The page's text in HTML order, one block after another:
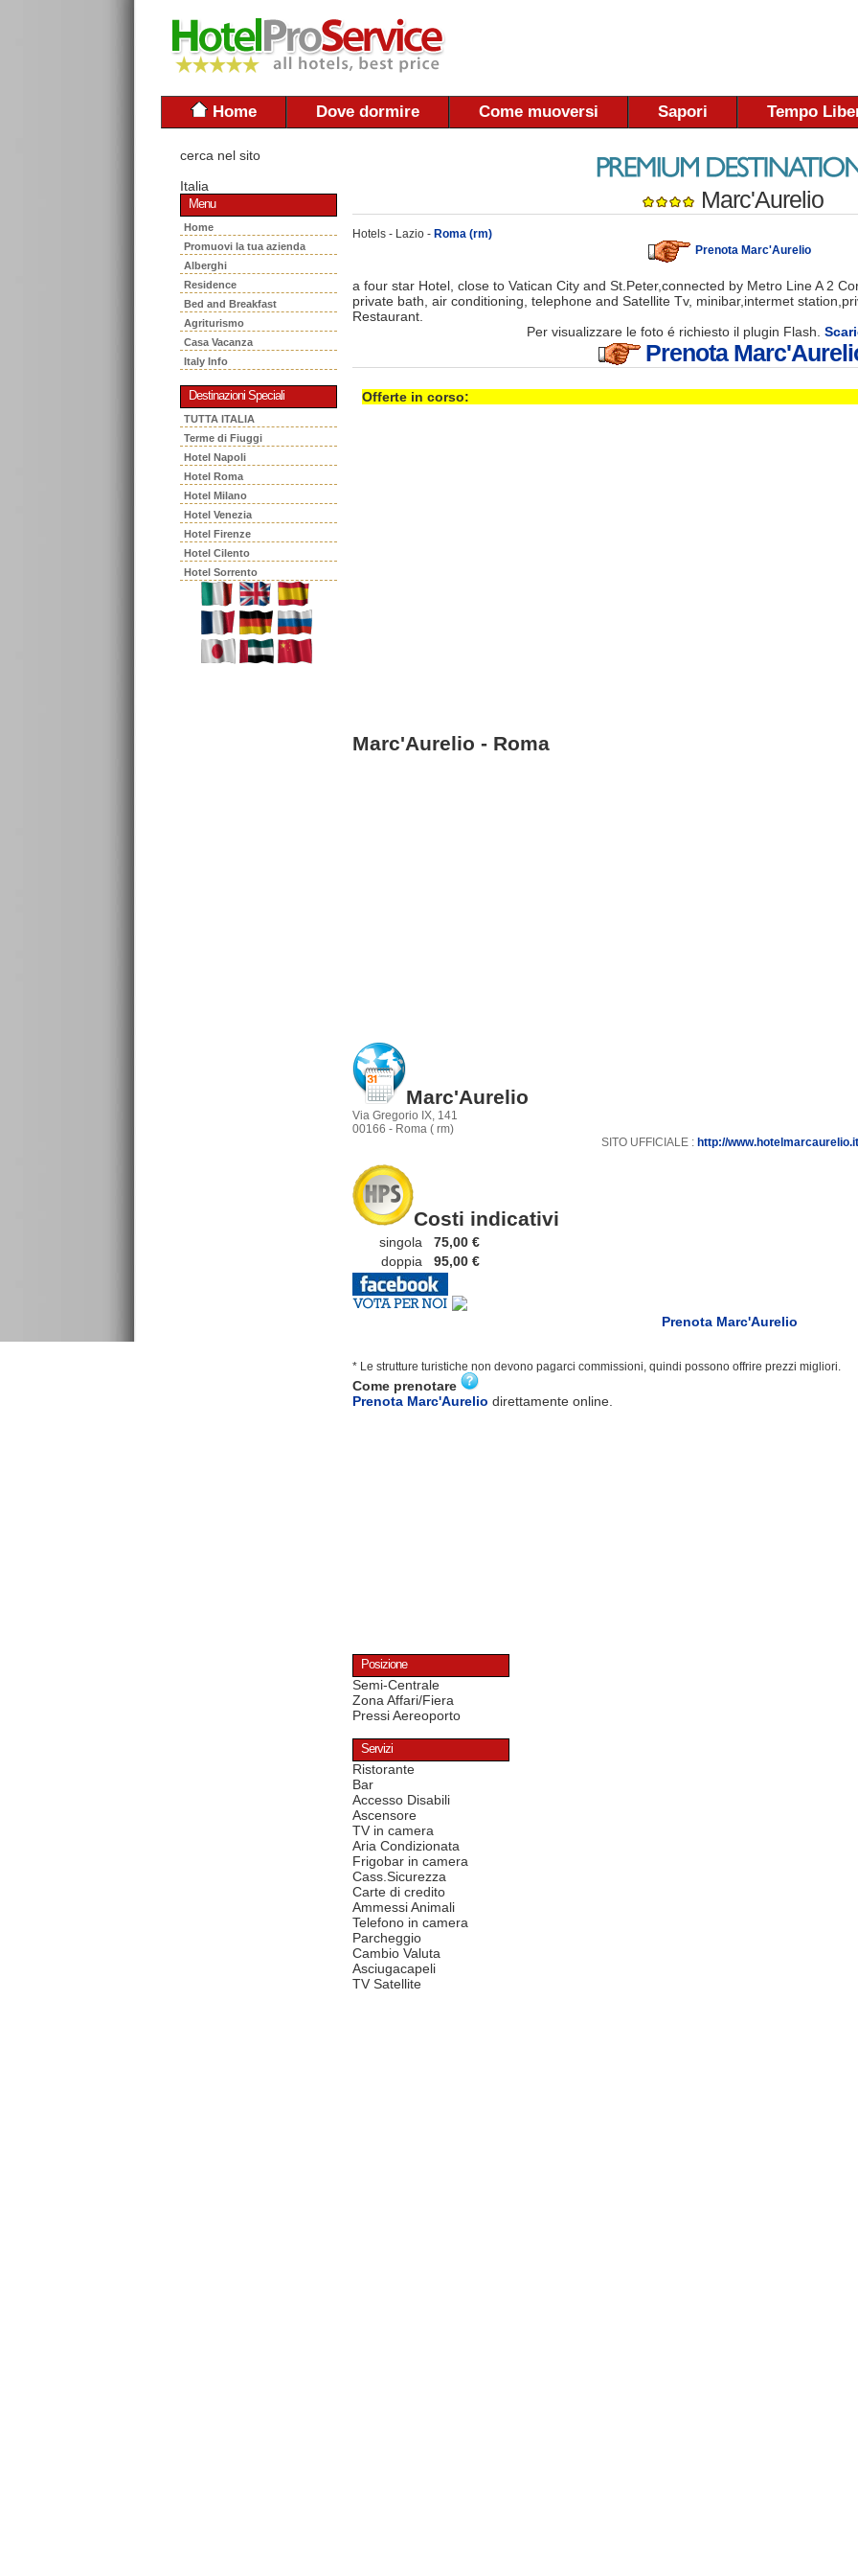
Home Dove dormire Come muoversi Sapori Tempo
cerca nel sito
Italia
Menu
Home
Promuovi la tua azienda
Alberghi
Residence
Bed and Breakfast
Agriturismo
Casa Vacanza
Italy Info
Destinazioni Speciali
TUTTA ITALIA
Terme di Fiuggi
Hotel Napoli
Hotel Roma
Hotel Milano
Hotel Venezia
Hotel Firenze
Hotel Cilento
Hotel Sorrento
Marc'Aurelio
Hotels - Lazio - Roma (rm)
Prenota Marc'Aurelio
a four star Hotel, close to Vatican City and St.Peter,connected by Metro Line A 2
private bath, air conditioning, telephone and Satellite Tv, minibar,intermet
Restaurant.
Per visualizzare le foto é richiesto il plugin Flash.
Prenota
Offerte in corso:
Marc'Aurelio - Roma
Marc'Aurelio
Via Gregorio IX, 141
00166 - Roma ( rm)
SITO UFFICIALE : http://www.hotelmarcaurelio.it
Costi indicativi
singola
75,00 €
doppia
95,00 €
Prenota Marc'Aurelio
* Le strutture turistiche non devono pagarci commissioni, quindi possono offrire prezzi migliori.
Come prenotare
Prenota Marc'Aurelio direttamente online.
Posizione
Semi-Centrale
Zona Affari/Fiera
Pressi Aereoporto
Servizi
Ristorante
Bar
Accesso Disabili
Ascensore
TV in camera
Aria Condizionata
Frigobar in camera
Cass.Sicurezza
Carte di credito
Ammessi Animali
Telefono in camera
Parcheggio
Cambio Valuta
Asciugacapeli
TV Satellite